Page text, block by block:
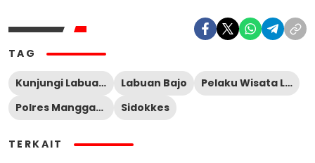
TAG
Kunjungi Labuan Bajo Labuan Bajo
Pelaku Wisata Labuan Bajo
Polres Manggarai Barat
Sidokkes
TERKAIT